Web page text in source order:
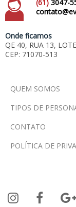
(61) 3047-
Onde ficamos
QE 40, RUA 13,
CEP: 71070-513
QUEM SOMOS
TIPOS DE
CONTATO
POLÍTICA DE